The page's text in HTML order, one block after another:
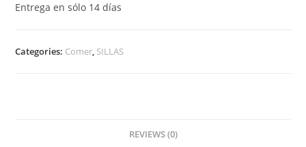
Entrega en sólo 14 días
Categories: Comer, SILLAS
REVIEWS (0)